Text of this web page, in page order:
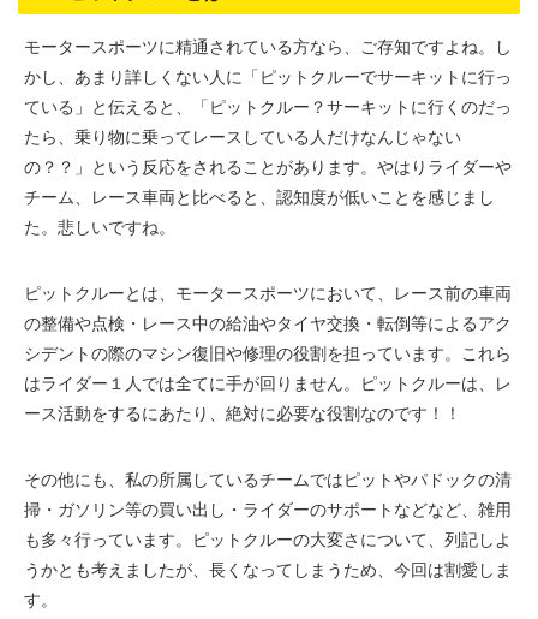
モータースポーツに精通されている方なら、ご存知ですよね。し
かし、あまり詳しくない人に「ピットクルーでサーキットに行っ
ている」と伝えると、「ピットクルー？サーキットに行くのだっ
たら、乗り物に乗ってレースしている人だけなんじゃない
の？？」という反応をされることがあります。やはりライダーや
チーム、レース車両と比べると、認知度が低いことを感じまし
た。悲しいですね。
ピットクルーとは、モータースポーツにおいて、レース前の車両
の整備や点検・レース中の給油やタイヤ交換・転倒等によるアク
シデントの際のマシン復旧や修理の役割を担っています。これら
はライダー１人では全てに手が回りません。ピットクルーは、レ
ース活動をするにあたり、絶対に必要な役割なのです！！
その他にも、私の所属しているチームではピットやパドックの清
掃・ガソリン等の買い出し・ライダーのサポートなどなど、雑用
も多々行っています。ピットクルーの大変さについて、列記しよ
うかとも考えましたが、長くなってしまうため、今回は割愛しま
す。